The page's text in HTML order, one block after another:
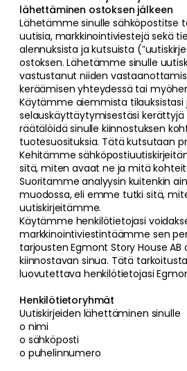
lähettäminen ostoksen jälkeen
Lähetämme sinulle sähköpostitse
uutisia, markkinointiviestejä sekä
alennuksista ja kutsuista
ostoksen. Lähetämme sinulle
vastustanut niiden
keräämisen yhteydessä tai
Käytämme aiemmista tilauksistasi
selauskäyttäytymisestäsi
räätälöidä sinulle kiinnostuksen
tuotesuosituksia. Tätä kutsutaan
Kehitämme
sitä, miten avaat ne ja mitä
Suoritamme analyysin kuitenkin
muodossa, eli emme tutki sitä,
uutiskirjeitämme.
Käytämme henkilötietojasi
markkinointiviestintäämme sen
tarjousten Egmont Story House AB
kiinnostavan sinua. Tätä
luovutettava henkilötietojasi
Henkilötietoryhmät
Uutiskirjeiden lähettäminen sinulle
o nimi
o sähköposti
o puhelinnumero